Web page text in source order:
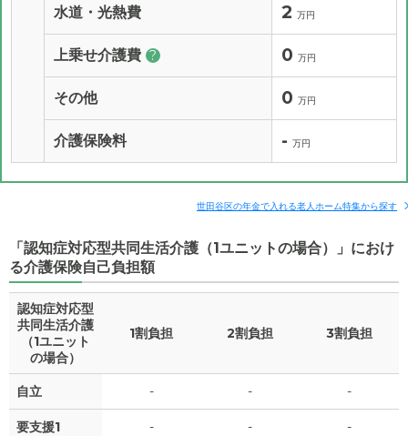
水道・光熱費 2 万円
上乗せ介護費 ? 0 万円
その他 0 万円
介護保険料 - 万円
世田谷区の年金で入れる老人ホーム特集から探す
「認知症対応型共同生活介護（1ユニットの場合）」におけ
る介護保険自己負担額
認知症対応型
共同生活介護
（1ユニット
の場合）
1割負担 2割負担 3割負担
自立 - - -
要支援1 - - -